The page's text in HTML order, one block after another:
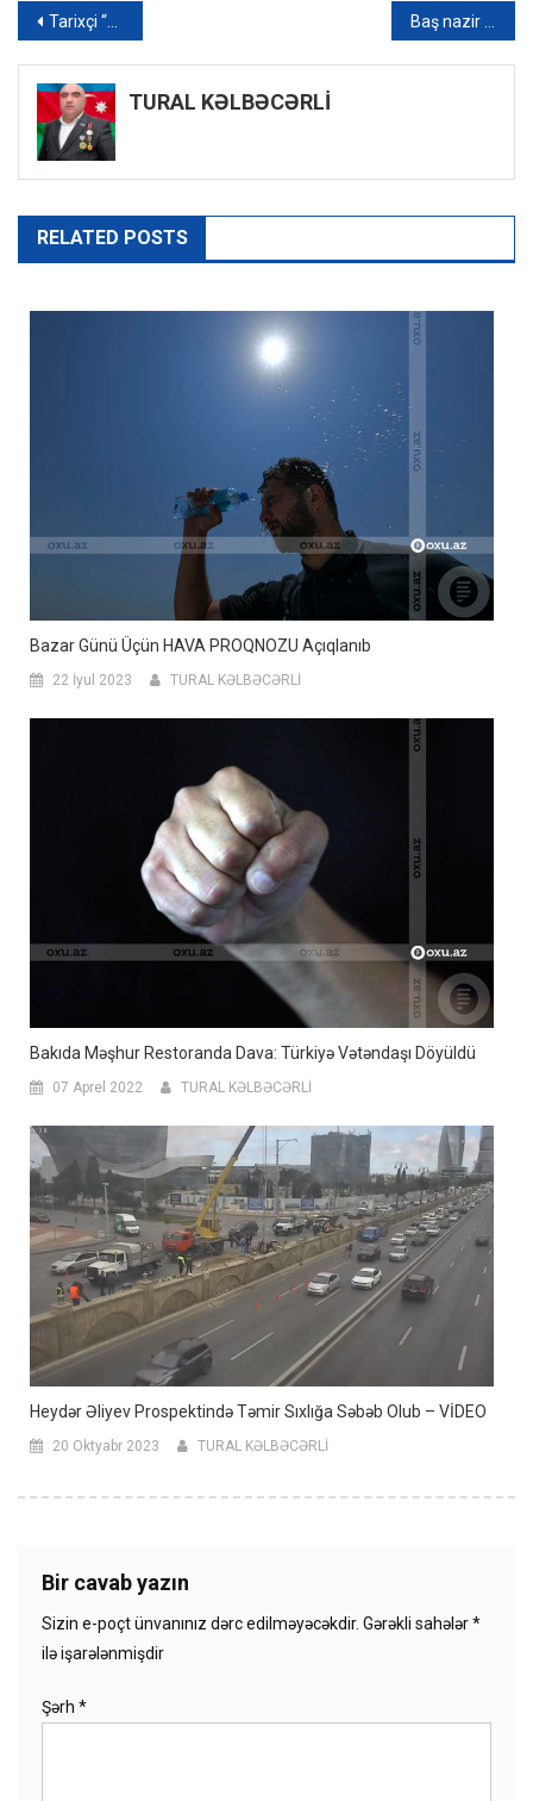
Yazı
naviqasiyası
Tarixçi “Qərbi Azərbaycan salnaməsi”ndə ermənilərin Qafqazda peyda olmasından danışıb – VİDEO
TURAL KƏLBƏCƏRLİ
RELATED POSTS
Bazar Günü Üçün HAVA PROQNOZU Açıqlanıb
22 İyul 2023 TURAL KƏLBƏCƏRLİ
Bakıda Məşhur Restoranda Dava: Türkiyə Vətəndaşı Döyüldü
07 Aprel 2022 TURAL KƏLBƏCƏRLİ
Heydər Əliyev Prospektində Təmir Sıxlığa Səbəb Olub – VİDEO
20 Oktyabr 2023 TURAL KƏLBƏCƏRLİ
Bir cavab yazın
Sizin e-poçt ünvanınız dərc edilməyəcəkdir. Gərəkli sahələr*
ilə işarələnmişdir
Şərh *